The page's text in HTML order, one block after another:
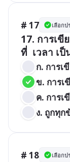
# 17 เลือกป
17. การเ
ที่  เวลา เ
ก. การเ
ข. การเ
ค. การ
ง. ถูกทุก
# 18 เลือกป